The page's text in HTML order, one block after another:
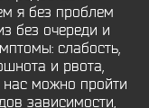
я без проблем
без очереди и
слабость,
и рвота,
нас можно пройти
зависимости,